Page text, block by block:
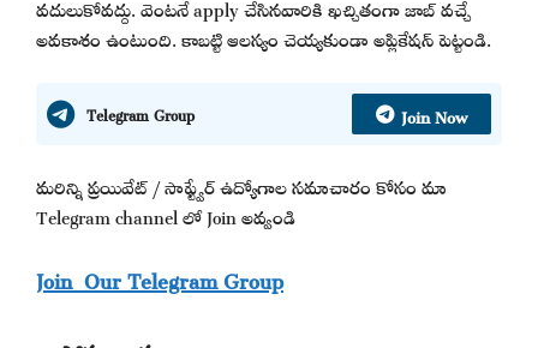
అవకాశం ఉంటుంది. కాబట్టి ఆలస్యం చెయ్యకుండా అప్లికేషన్ పెట్టండి.
Telegram Group Join Now
మరిన్ని ప్రయివేట్ / సాఫ్ట్వేర్ ఉద్యోగాల సమాచారం కోసం మా
Telegram channel లో Join అవ్వండి
Join Our Telegram Group